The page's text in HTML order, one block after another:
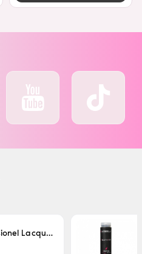
Λακ Professionel Lacque Super Strong 500ml